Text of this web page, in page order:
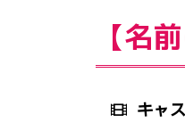
【名
キャ